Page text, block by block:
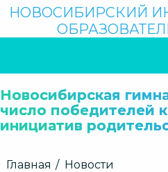
Поиск
НОВОСИБИРСКИЙ
НАВИГАЦИЯ
Новосибирская
число победителей
инициатив
Строка
Главная
Новости